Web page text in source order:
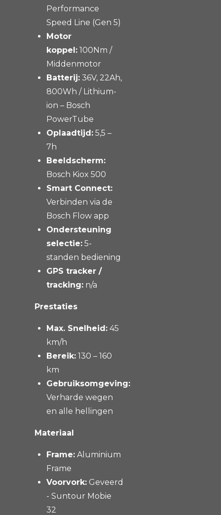
Performance
Speed Line (Gen 5)
Motor
koppel: 100Nm /
Middenmotor
Batterij: 36V, 22Ah,
800Wh / Lithium-
ion – Bosch
PowerTube
Oplaadtijd: 5,5 –
7h
Beeldscherm:
Bosch Kiox 500
Smart Connect:
Verbinden via de
Bosch Flow app
Ondersteuning
selectie: 5-
standen bediening
GPS tracker /
tracking: n/a
Prestaties
Max. Snelheid: 45
km/h
Bereik: 130 – 160
km
Gebruiksomgeving:
Verharde wegen
en alle hellingen
Materiaal
Frame: Aluminium
Frame
Voorvork: Geveerd
- Suntour Mobie
32